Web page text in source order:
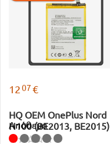
1207€
HQ OEM OnePlus Nord
N100 (BE2013, BE2015)
BLP813 Battery Li-Ion
Απόθεμα